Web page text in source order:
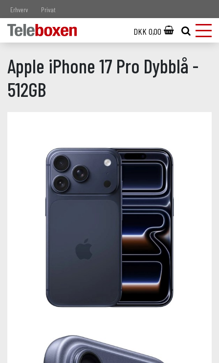
Erhverv Privat
DKK 0,00
Apple iPhone 17 Pro Dybblå -
512GB